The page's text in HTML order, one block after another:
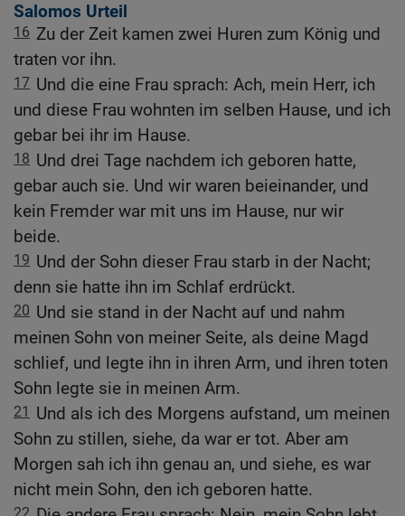
Salomos Urteil
16 Zu der Zeit kamen zwei Huren zum König und
traten vor ihn.
17 Und die eine Frau sprach: Ach, mein Herr, ich
und diese Frau wohnten im selben Hause, und ich
gebar bei ihr im Hause.
18 Und drei Tage nachdem ich geboren hatte,
gebar auch sie. Und wir waren beieinander, und
kein Fremder war mit uns im Hause, nur wir
beide.
19 Und der Sohn dieser Frau starb in der Nacht;
denn sie hatte ihn im Schlaf erdrückt.
20 Und sie stand in der Nacht auf und nahm
meinen Sohn von meiner Seite, als deine Magd
schlief, und legte ihn in ihren Arm, und ihren toten
Sohn legte sie in meinen Arm.
21
Und als ich des Morgens aufstand, um meinen
Sohn zu stillen, siehe, da war er tot. Aber am
Morgen sah ich ihn genau an, und siehe, es war
nicht mein Sohn, den ich geboren hatte.